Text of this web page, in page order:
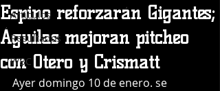
Articulos
Resultados
WBC
Espino reforzarán Gigantes;
Águilas mejoran pitcheo
con Otero y Crismatt
Ayer domingo 10 de enero. se